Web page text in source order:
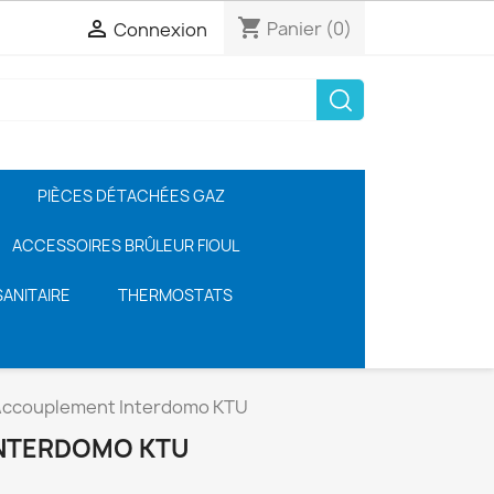
 Connexion shopping_cart Panier (0)
PIÈCES DÉTACHÉES GAZ
ACCESSOIRES BRÛLEUR FIOUL
THERMOSTATS
Interdomo KTU
KTU